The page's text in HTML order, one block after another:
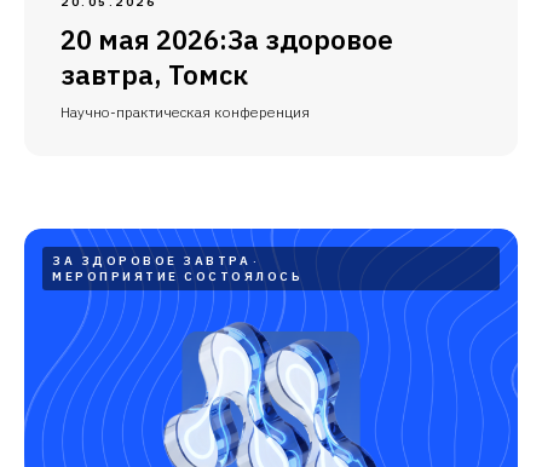
20 мая 2026:За здоровое
завтра, Томск
Научно-практическая конференция
ЗА ЗДОРОВОЕ ЗАВТРА
МЕРОПРИЯТИЕ СОСТОЯЛОСЬ